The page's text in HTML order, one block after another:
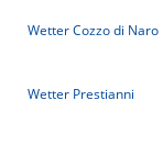
Wetter Cozzo di Naro
Wetter Prestianni